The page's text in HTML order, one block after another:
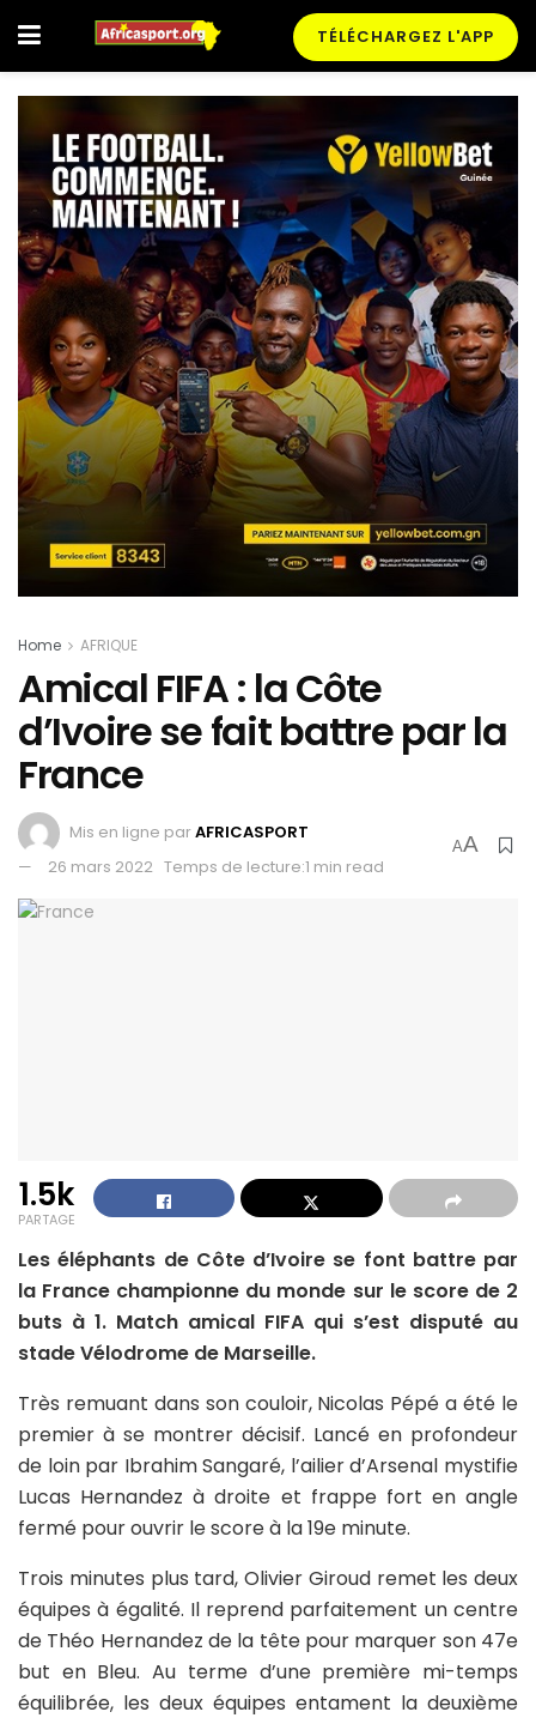
TÉLÉCHARGEZ L'APP
Home AFRIQUE
Amical FIFA : la Côte
d’Ivoire se fait battre par la
France
Mis en ligne parAFRICASPORT
26 mars 2022 Temps de lecture:1 min read
AA
1.5k
PARTAGE
Les éléphants de Côte d’Ivoire se font battre par
la France championne du monde sur le score de 2
buts à 1. Match amical FIFA qui s’est disputé au
stade Vélodrome de Marseille.
Très remuant dans son couloir, Nicolas Pépé a été le
premier à se montrer décisif. Lancé en profondeur
de loin par Ibrahim Sangaré, l’ailier d’Arsenal mystifie
Lucas Hernandez à droite et frappe fort en angle
fermé pour ouvrir le score à la 19e minute.
Trois minutes plus tard, Olivier Giroud remet les deux
équipes à égalité. Il reprend parfaitement un centre
de Théo Hernandez de la tête pour marquer son 47e
but en Bleu. Au terme d’une première mi-temps
équilibrée, les deux équipes entament la deuxième